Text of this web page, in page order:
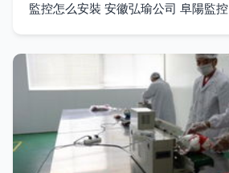
監控怎么安裝 安徽弘瑜公司 阜陽監控